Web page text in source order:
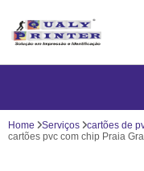
Home Serviços cartões de
cartões pvc com chip Praia